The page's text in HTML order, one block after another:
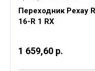
Переходник Рехау
16-R 1 RX
1 659,60 р.